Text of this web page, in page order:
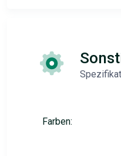
Farben: